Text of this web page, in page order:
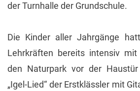
der Turnhalle der Grundschule.
Die Kinder aller Jahrgänge
Lehrkräften bereits intensiv
den Naturpark vor der
„Igel-Lied“ der Erstklässler mit